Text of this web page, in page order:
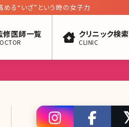
める“いざ”という時の女子力
修医師一覧 クリニック検索
CLINIC